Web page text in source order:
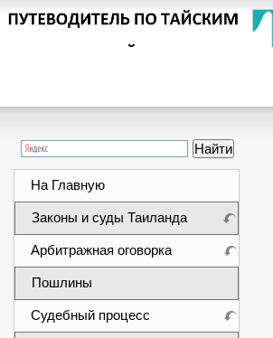
На Главную
Законы и суды Таиланда
Арбитражная оговорка
Пошлины
Судебный процесс